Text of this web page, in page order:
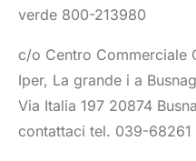
verde 800-213980
c/o Centro Commerciale
Iper, La grande i a
Via Italia 197 20874
contattaci tel. 039-